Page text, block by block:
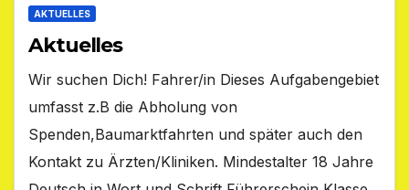
AKTUELLES
Aktuelles
Wir suchen Dich! Fahrer/in Dieses Aufgabengebiet
umfasst z.B die Abholung von
Spenden,Baumarktfahrten und später auch den
Kontakt zu Ärzten/Kliniken. Mindestalter 18 Jahre